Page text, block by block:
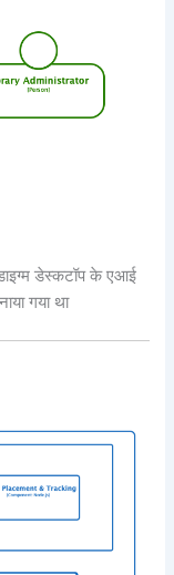
डेस्कटॉप के एआई
गया था